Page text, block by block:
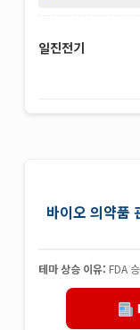
일진전기
바이오 의약품
테마 상승 이유: FDA